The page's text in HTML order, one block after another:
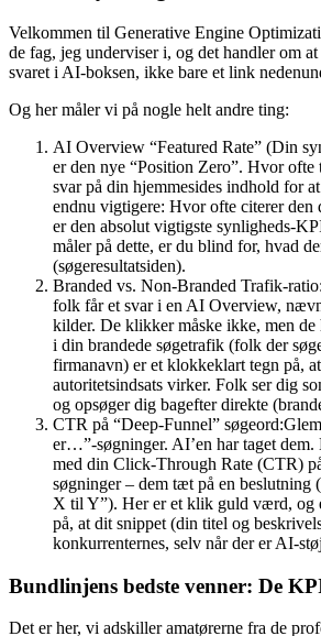
Velkommen til Generative Engine
de fag, jeg underviser i, og det handler om
svaret i AI-boksen, ikke bare et link
Og her måler vi på nogle helt andre ting:
AI Overview “Featured Rate” (Din
er den nye “Position Zero”. Hvor
svar på din hjemmesides indhold for
endnu vigtigere: Hvor ofte citerer den
er den absolut vigtigste synligheds-
måler på dette, er du blind for, hvad
(søgeresultatsiden).
Branded vs. Non-Branded Trafik-
folk får et svar i en AI Overview,
kilder. De klikker måske ikke, men
i din brandede søgetrafik (folk der
firmanavn) er et klokkeklart tegn på,
autoritetsindsats virker. Folk ser dig
og opsøger dig bagefter direkte
CTR på “Deep-Funnel”
er…”-søgninger. AI’en har taget
med din Click-Through Rate (CTR)
søgninger – dem tæt på en beslutning
X til Y”). Her er et klik guld værd, og
på, at dit snippet (din titel og
konkurrenternes, selv når der er AI-
Bundlinjens bedste venner: De
Det er her, vi adskiller amatørerne fra de